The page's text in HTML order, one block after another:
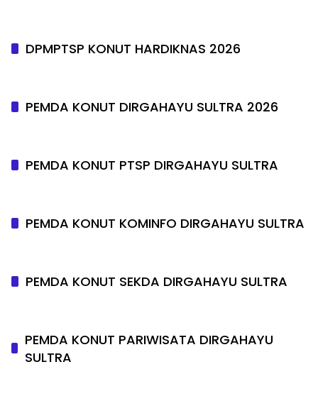
DPMPTSP KONUT HARDIKNAS 2026
PEMDA KONUT DIRGAHAYU SULTRA 2026
PEMDA KONUT PTSP DIRGAHAYU SULTRA
PEMDA KONUT KOMINFO DIRGAHAYU SULTRA
PEMDA KONUT SEKDA DIRGAHAYU SULTRA
PEMDA KONUT PARIWISATA DIRGAHAYU
SULTRA